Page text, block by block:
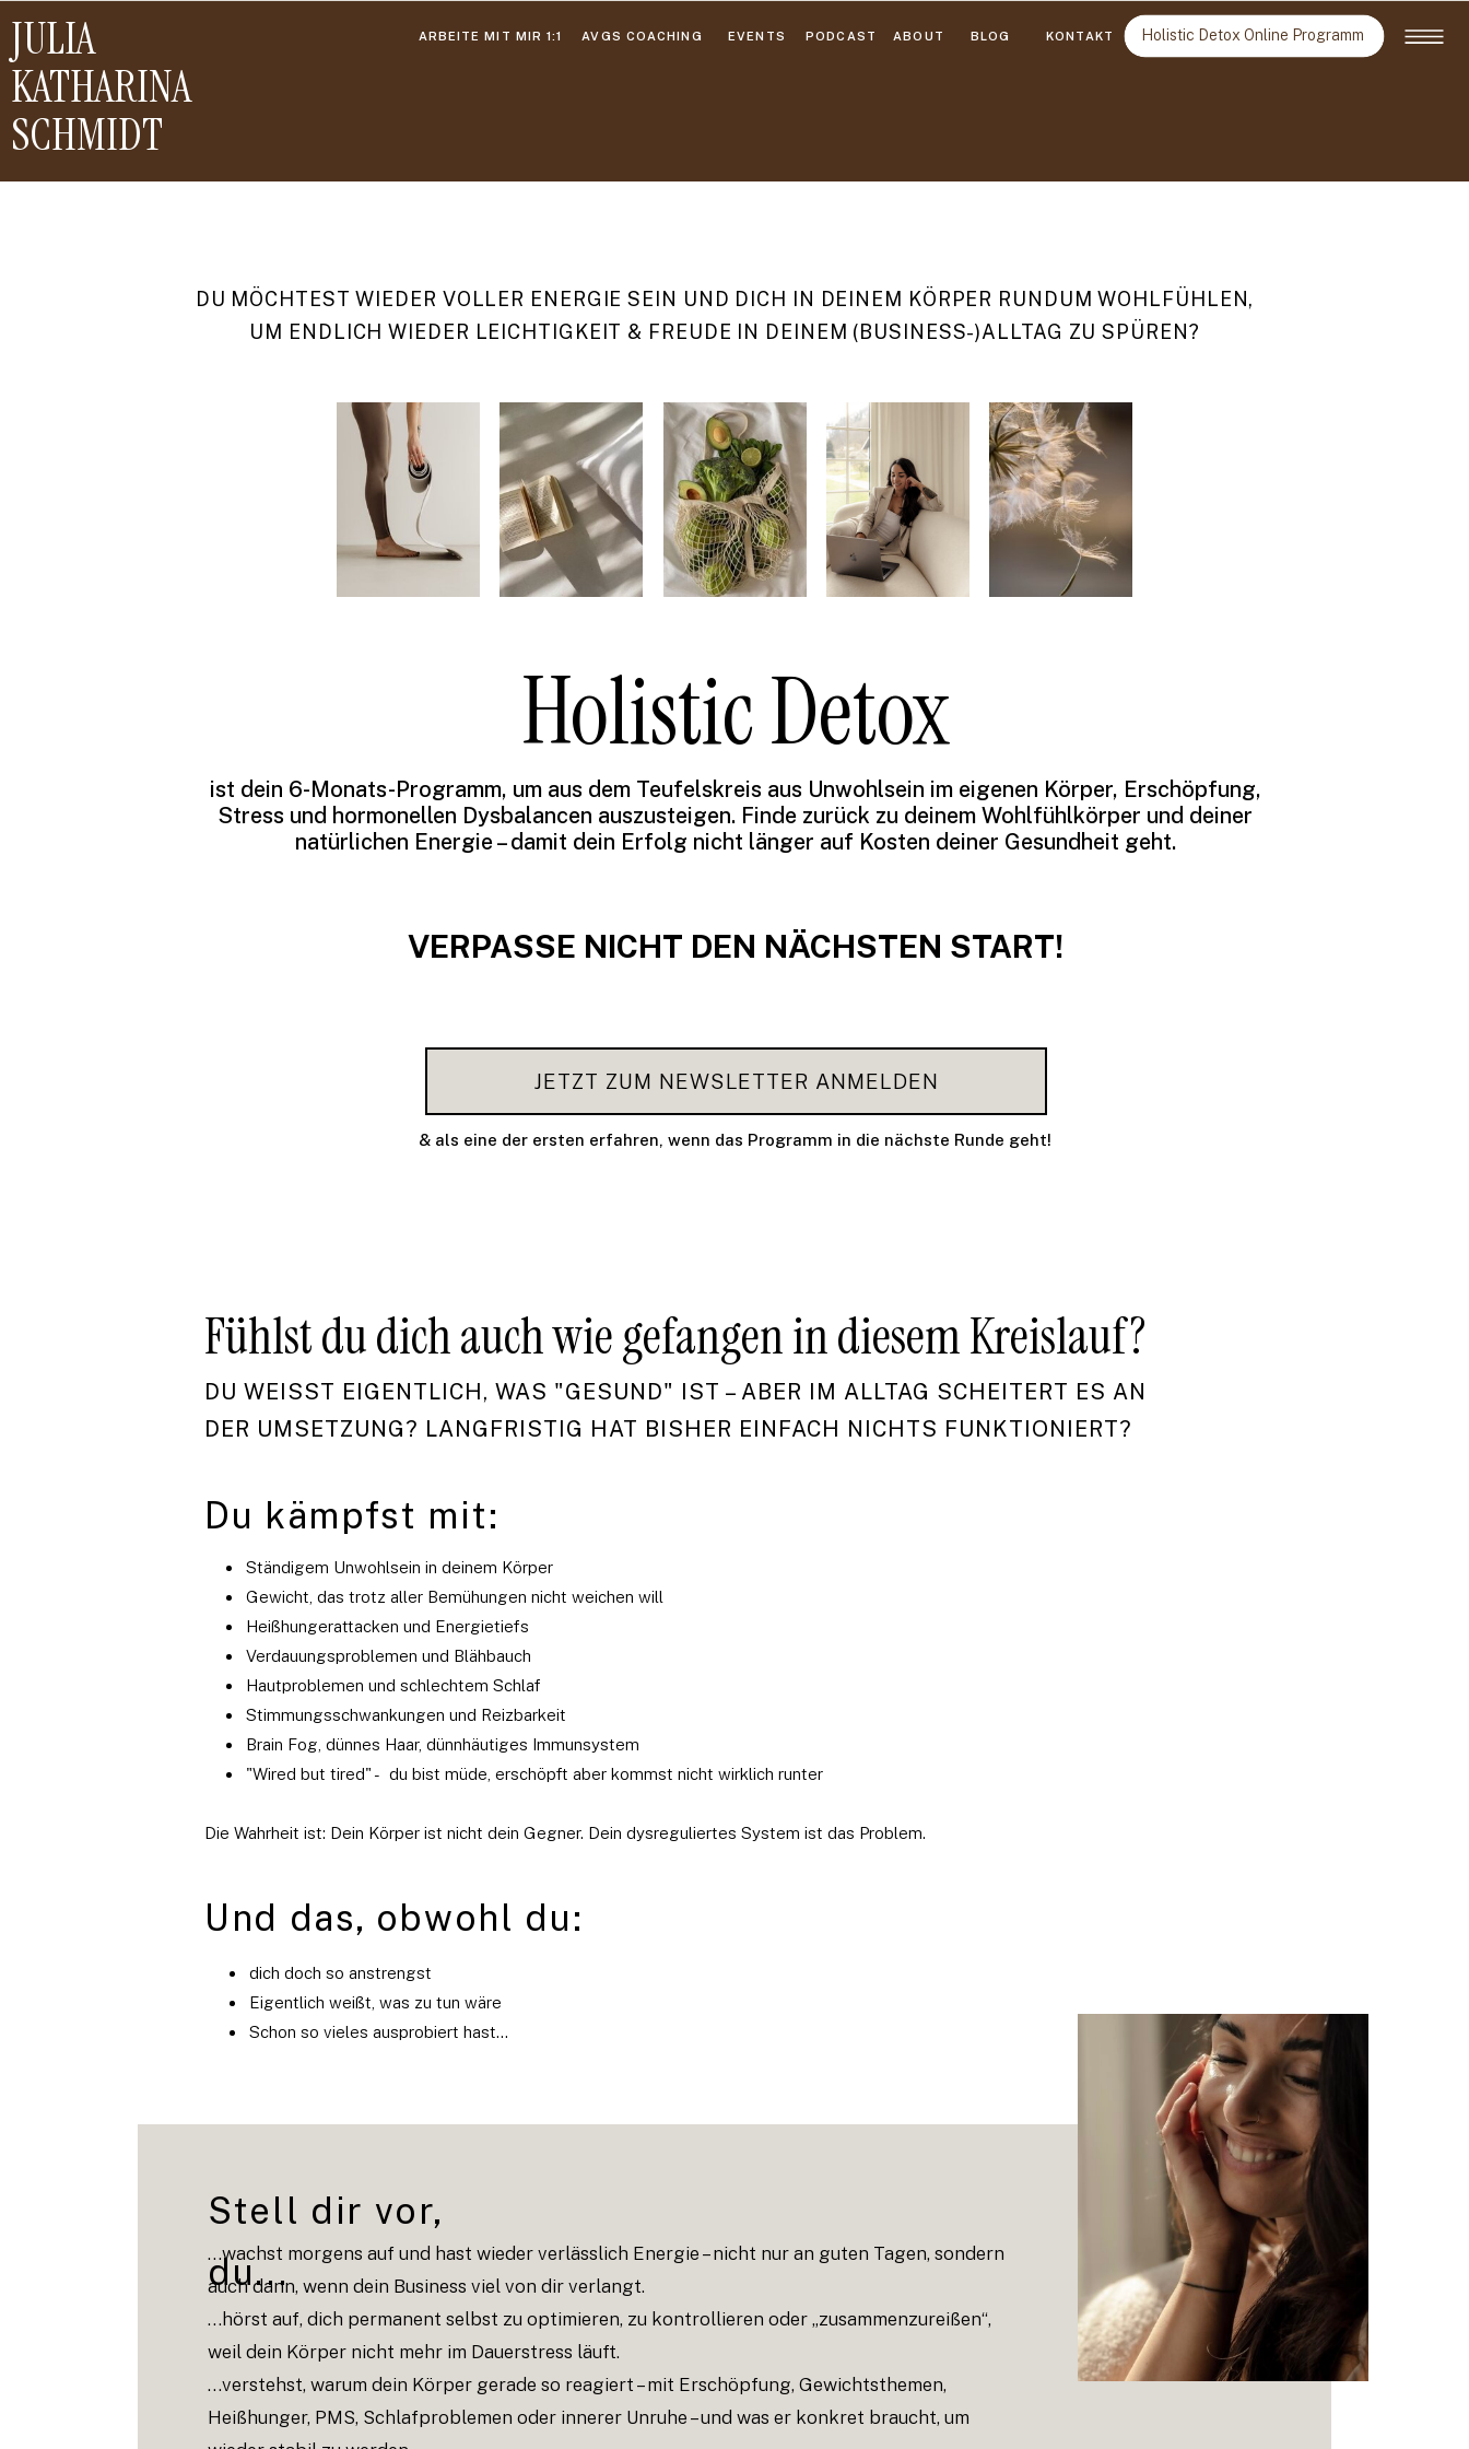
Holistic Detox Online Programm
KONTAKT
BLOG
ABOUT
PODCAST
ARBEITE MIT MIR 1:1
JULIA
KATHARINA
SCHMIDT
EVENTS
AVGS COACHING
DU MÖCHTEST WIEDER VOLLER ENERGIE SEIN UND DICH IN DEINEM KÖRPER RUNDUM WOHLFÜHLEN,
UM ENDLICH WIEDER LEICHTIGKEIT & FREUDE IN DEINEM (BUSINESS-)ALLTAG ZU SPÜREN?
ist dein 6-Monats-Programm, um aus dem Teufelskreis aus Unwohlsein im eigenen Körper, Erschöpfung,
Stress und hormonellen Dysbalancen auszusteigen. Finde zurück zu deinem Wohlfühlkörper und deiner
natürlichen Energie – damit dein Erfolg nicht länger auf Kosten deiner Gesundheit geht.
JETZT ZUM NEWSLETTER ANMELDEN
Holistic Detox
VERPASSE NICHT DEN NÄCHSTEN START!
& als eine der ersten erfahren, wenn das Programm in die nächste Runde geht!
Fühlst du dich auch wie gefangen in diesem Kreislauf?
DU WEISST EIGENTLICH, WAS "GESUND" IST – ABER IM ALLTAG SCHEITERT ES AN D
ER UMSETZUNG? LANGFRISTIG HAT BISHER EINFACH NICHTS FUNKTIONIERT?
Ständigem Unwohlsein in deinem Körper
Gewicht, das trotz aller Bemühungen nicht weichen will
Heißhungerattacken und Energietiefs
Verdauungsproblemen und Blähbauch
Hautproblemen und schlechtem Schlaf
Stimmungsschwankungen und Reizbarkeit
Brain Fog, dünnes Haar, dünnhäutiges Immunsystem
"Wired but tired" - du bist müde, erschöpft aber kommst nicht wirklich runter
Die Wahrheit ist: Dein Körper ist nicht dein Gegner. Dein dysreguliertes System ist das Problem.
Du kämpfst mit:
Und das, obwohl du:
dich doch so anstrengst
Eigentlich weißt, was zu tun wäre
Schon so vieles ausprobiert hast...
…wachst morgens auf und hast wieder verlässlich Energie – nicht nur an guten Tagen, sondern
auch dann, wenn dein Business viel von dir verlangt.
…hörst auf, dich permanent selbst zu optimieren, zu kontrollieren oder „zusammenzureißen“,
weil dein Körper nicht mehr im Dauerstress läuft.
…verstehst, warum dein Körper gerade so reagiert – mit Erschöpfung, Gewichtsthemen,
Heißhunger, PMS, Schlafproblemen oder innerer Unruhe – und was er konkret braucht, um
Stell dir vor,
du...